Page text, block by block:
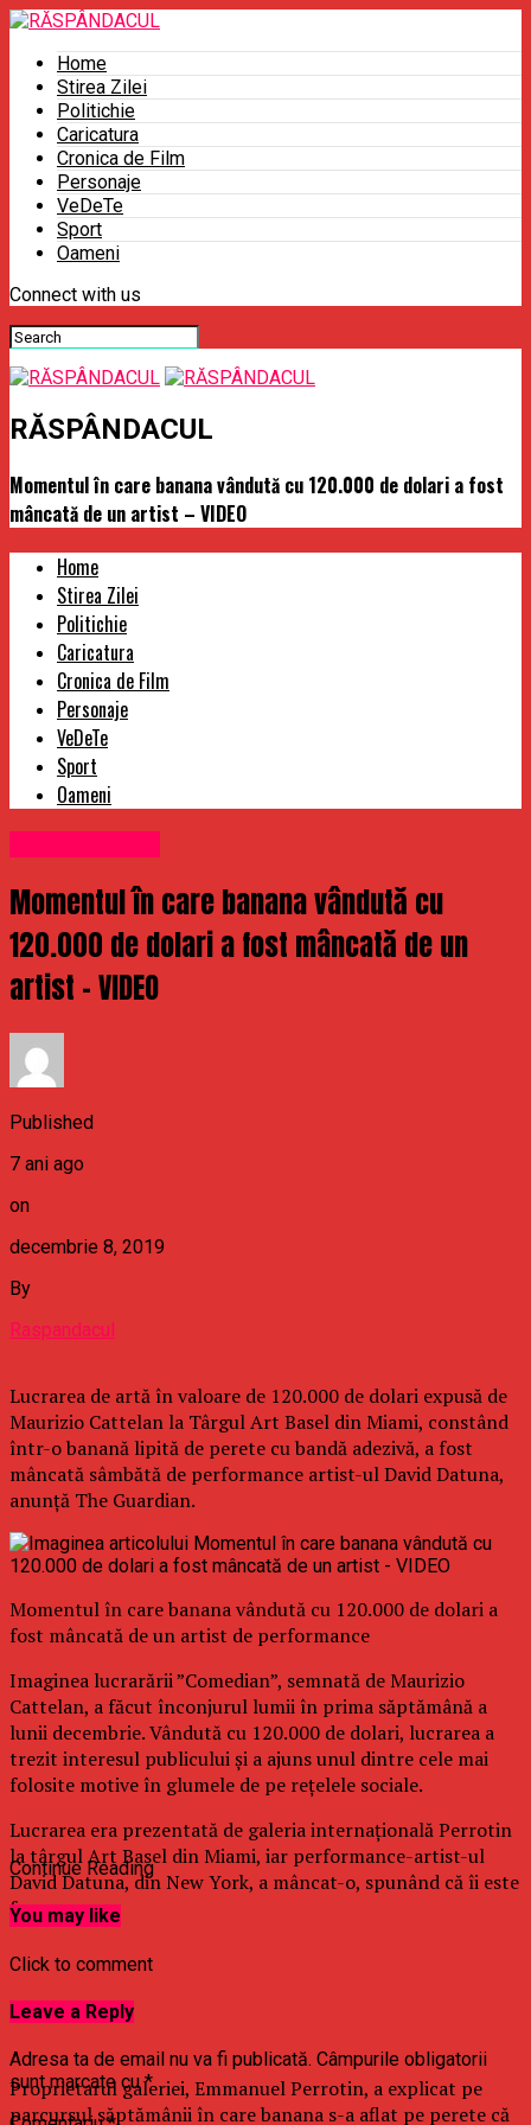
Home
Stirea Zilei
Politichie
Caricatura
Cronica de Film
Personaje
VeDeTe
Sport
Oameni
Connect with us
RĂSPÂNDACUL
Momentul în care banana vândută cu 120.000 de dolari a fost
mâncată de un artist – VIDEO
Home
Stirea Zilei
Politichie
Caricatura
Cronica de Film
Personaje
VeDeTe
Sport
Oameni
Momentul în care banana vândută cu
120.000 de dolari a fost mâncată de un
artist – VIDEO
Published
7 ani ago
on
decembrie 8, 2019
By
Raspandacul
Lucrarea de artă în valoare de 120.000 de dolari expusă de
Maurizio Cattelan la Târgul Art Basel din Miami, constând
într-o banană lipită de perete cu bandă adezivă, a fost
mâncată sâmbătă de performance artist-ul David Datuna,
anunţă The Guardian.
Momentul în care banana vândută cu 120.000 de dolari a
fost mâncată de un artist de performance
Imaginea lucrarării ”Comedian”, semnată de Maurizio
Cattelan, a făcut înconjurul lumii în prima săptămână a
lunii decembrie. Vândută cu 120.000 de dolari, lucrarea a
trezit interesul publicului şi a ajuns unul dintre cele mai
folosite motive în glumele de pe reţelele sociale.
Lucrarea era prezentată de galeria internaţională Perrotin
la târgul Art Basel din Miami, iar performance-artist-ul
David Datuna, din New York, a mâncat-o, spunând că îi este
foame.
Proprietarul galeriei, Emmanuel Perrotin, a explicat pe
parcursul săptămânii în care banana s-a aflat pe perete că
Continue Reading
You may like
Click to comment
Leave a Reply
Adresa ta de email nu va fi publicată. Câmpurile obligatorii
sunt marcate cu*